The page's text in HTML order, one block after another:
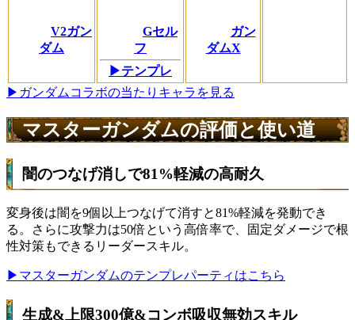
V2ガン
ダム
Gセル
フ
▶テンプレ
ガン
ダムX
▶ガンダムコラボの当たりキャラを見る
マスターガンダムの評価と使い道
闇のつなげ消しで81%軽減の高耐久
変身後は闇を9個以上つなげて消すと81%軽減を発動でき
る。さらに攻撃力は50倍という高倍率で、固定ダメージで根
性対策もできるリーダースキル。
▶︎マスターガンダムのテンプレパーティはこちら
生成&上限300億&コンボ吸収無効スキル